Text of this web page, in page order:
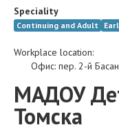
Speciality
Continuing and Adult
Workplace location:
Офис: пер. 2-й
МАДОУ
Томска